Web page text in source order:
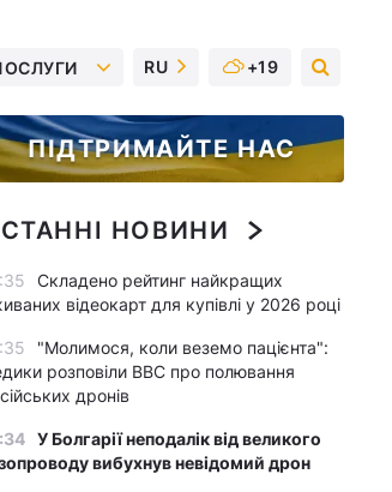
RU +19
ПІДТРИМАЙТЕ НАС
НОВИНИ
Складено рейтинг найкращих
відеокарт для купівлі у 2026 році
"Молимося, коли веземо пацієнта":
розповіли BBC про полювання
дронів
У Болгарії неподалік від великого
вибухнув невідомий дрон